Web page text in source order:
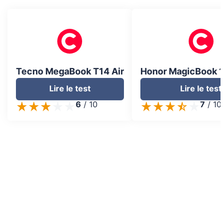
Tecno MegaBook T14 Air
Lire le test
6 / 10
Honor MagicBook
Lire le test
7 / 10